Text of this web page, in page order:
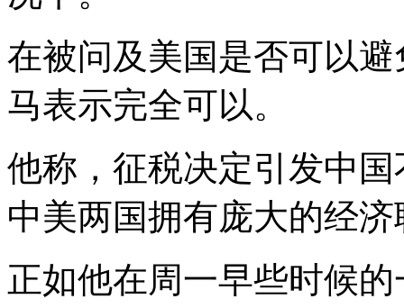
在被问及美国是否可以
马表示完全可以。
他称，征税决定引发中
中美两国拥有庞大的经济
正如他在周一早些时候